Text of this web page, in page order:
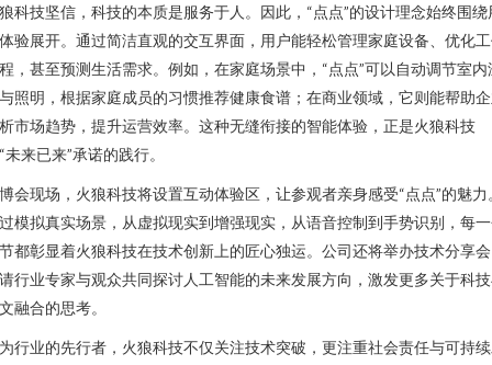
科技坚信，科技的本质是服务于人。因此，“点点”的设计理念始终围绕
验展开。通过简洁直观的交互界面，用户能轻松管理家庭设备、优化
，甚至预测生活需求。例如，在家庭场景中，“点点”可以自动调节室内
照明，根据家庭成员的习惯推荐健康食谱；在商业领域，它则能帮助
市场趋势，提升运营效率。这种无缝衔接的智能体验，正是火狼科技
未来已来”承诺的践行。
会现场，火狼科技将设置互动体验区，让参观者亲身感受“点点”的魅力
模拟真实场景，从虚拟现实到增强现实，从语音控制到手势识别，每
都彰显着火狼科技在技术创新上的匠心独运。公司还将举办技术分享
行业专家与观众共同探讨人工智能的未来发展方向，激发更多关于科
融合的思考。
行业的先行者，火狼科技不仅关注技术突破，更注重社会责任与可持